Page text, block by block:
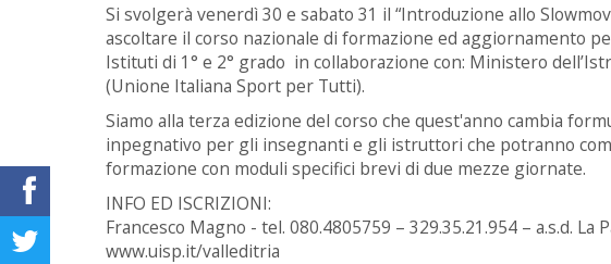
Si svolgerà venerdì 30 e sabato 31 il “Introduzione allo
ascoltare il corso nazionale di formazione ed aggiornamento
Istituti di 1° e 2° grado in collaborazione con: Ministero
(Unione Italiana Sport per Tutti).
Siamo alla terza edizione del corso che quest'anno cambia
inpegnativo per gli insegnanti e gli istruttori che potranno
formazione con moduli specifici brevi di due mezze giornate.
INFO ED ISCRIZIONI:
Francesco Magno - tel. 080.4805759 – 329.35.21.954 – a.s.d. La
www.uisp.it/valleditria